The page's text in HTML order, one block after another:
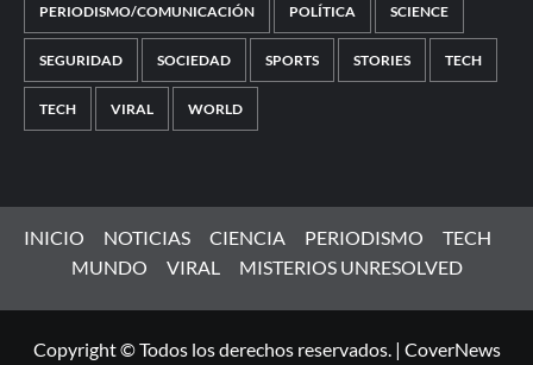
PERIODISMO/COMUNICACIÓN POLÍTICA SCIENCE
SEGURIDAD SOCIEDAD SPORTS STORIES TECH
TECH VIRAL WORLD
INICIO NOTICIAS CIENCIA PERIODISMO
TECH
MUNDO
VIRAL MISTERIOS UNRESOLVED
Copyright © Todos los derechos reservados. | CoverNews